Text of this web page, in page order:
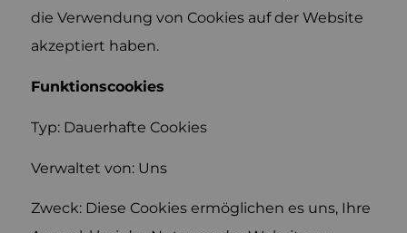
die Verwendung von Cookies auf der Website
akzeptiert haben.
Funktionscookies
Typ: Dauerhafte Cookies
Verwaltet von: Uns
Zweck: Diese Cookies ermöglichen es uns, Ihre